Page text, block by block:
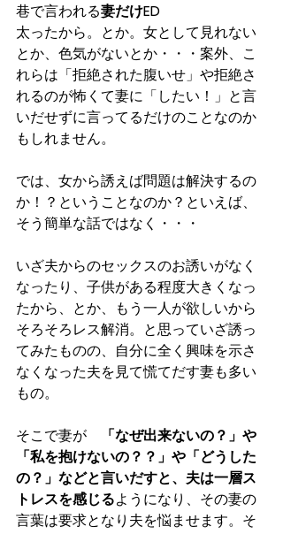
巷で言われる妻だけED
太ったから。とか。女として見れない
とか、色気がないとか・・・案外、こ
れらは「拒絶された腹いせ」や拒絶さ
れるのが怖くて妻に「したい！」と言
いだせずに言ってるだけのことなのか
もしれません。
では、女から誘えば問題は解決するの
か！？ということなのか？といえば、
そう簡単な話ではなく・・・
いざ夫からのセックスのお誘いがなく
なったり、子供がある程度大きくなっ
たから、とか、もう一人が欲しいから
そろそろレス解消。と思っていざ誘っ
てみたものの、自分に全く興味を示さ
なくなった夫を見て慌てだす妻も多い
もの。
そこで妻が
「なぜ出来ないの？」や
「私を抱けないの？？」や「どうした
の？」などと言いだすと、夫は一層ス
トレスを感じるようになり、その妻の
言葉は要求となり夫を悩ませます。そ